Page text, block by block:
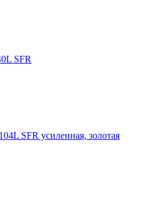
SFR
SFR усиленная, золотая